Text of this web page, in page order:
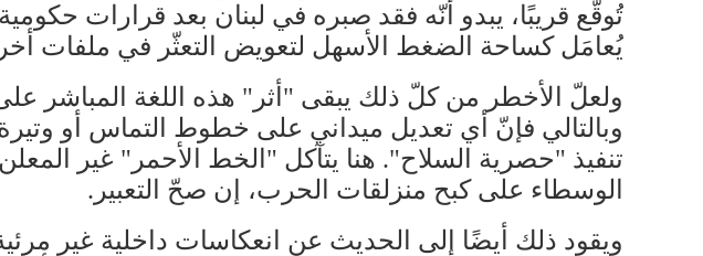
تُوقَّع قريبًا، يبدو أنّه فقد صبره في لبنان بعد قرارات
يُعامَل كساحة الضغط الأسهل لتعويض التعثّر في ملفات
ولعلّ الأخطر من كلّ ذلك يبقى "أثر" هذه اللغة المباشر
وبالتالي فإنّ أي تعديل ميداني على خطوط التماس أو
تنفيذ "حصرية السلاح". هنا يتآكل "الخط الأحمر" غير
الوسطاء على كبح منزلقات الحرب، إن صحّ التعبير.
ويقود ذلك أيضًا إلى الحديث عن انعكاسات داخلية غير